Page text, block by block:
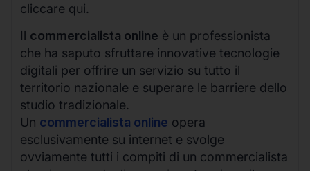
cliccare qui.
Il commercialista online è un professionista
che ha saputo sfruttare innovative tecnologie
digitali per offrire un servizio su tutto il
territorio nazionale e superare le barriere dello
studio tradizionale.
Un commercialista online opera
esclusivamente su internet e svolge
ovviamente tutti i compiti di un commercialista